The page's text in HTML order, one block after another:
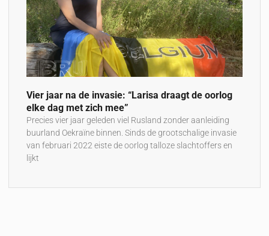
Vier jaar na de invasie: “Larisa draagt de oorlog
elke dag met zich mee”
Precies vier jaar geleden viel Rusland zonder aanleiding
buurland Oekraïne binnen. Sinds de grootschalige invasie
van februari 2022 eiste de oorlog talloze slachtoffers en
lijkt